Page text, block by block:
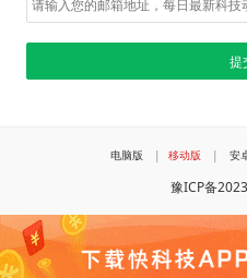
电脑版 | 移动版 | 安
豫ICP备